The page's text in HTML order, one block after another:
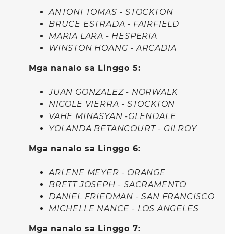
ANTONI TOMAS - STOCKTON
BRUCE ESTRADA - FAIRFIELD
MARIA LARA - HESPERIA
WINSTON HOANG - ARCADIA
Mga nanalo sa Linggo 5:
JUAN GONZALEZ - NORWALK
NICOLE VIERRA - STOCKTON
VAHE MINASYAN -GLENDALE
YOLANDA BETANCOURT - GILROY
Mga nanalo sa Linggo 6:
ARLENE MEYER - ORANGE
BRETT JOSEPH - SACRAMENTO
DANIEL FRIEDMAN - SAN FRANCISCO
MICHELLE NANCE - LOS ANGELES
Mga nanalo sa Linggo 7: